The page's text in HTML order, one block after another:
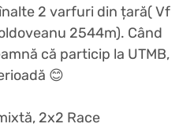
2 varfuri din țară( Vf
2544m). Când
că particip la UTMB,
😊